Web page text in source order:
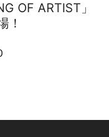
OF ARTIST」
！